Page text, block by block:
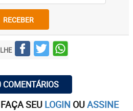
RECEBER
COMENTÁRIOS
SEU LOGIN OUASSINE